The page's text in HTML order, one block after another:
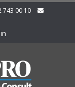
743 00 10